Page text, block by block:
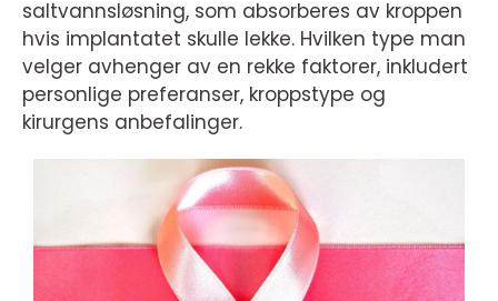
saltvannsløsning, som absorberes av kroppen
hvis implantatet skulle lekke. Hvilken type man
velger avhenger av en rekke faktorer, inkludert
personlige preferanser, kroppstype og
kirurgens anbefalinger.